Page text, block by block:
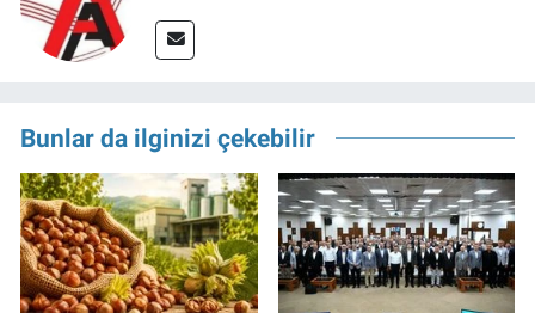
Bunlar da ilginizi çekebilir